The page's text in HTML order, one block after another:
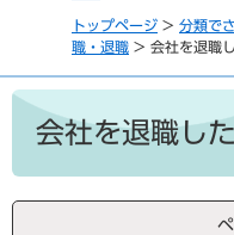
へ
トップページ > 分類で
職・退職 > 会社を退職
本
会社を退職し